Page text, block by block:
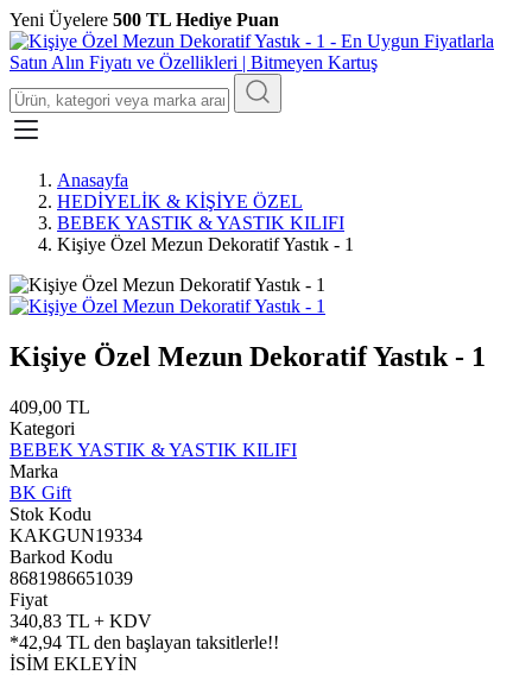
Yeni Üyelere 500 TL Hediye Puan
Anasayfa
HEDİYELİK & KİŞİYE ÖZEL
BEBEK YASTIK & YASTIK KILIFI
Kişiye Özel Mezun Dekoratif Yastık - 1
Kişiye Özel Mezun Dekoratif Yastık - 1
409,00 TL
Kategori
BEBEK YASTIK & YASTIK KILIFI
Marka
BK Gift
Stok Kodu
KAKGUN19334
Barkod Kodu
8681986651039
Fiyat
340,83 TL + KDV
*42,94 TL den başlayan taksitlerle!!
İSİM EKLEYİN